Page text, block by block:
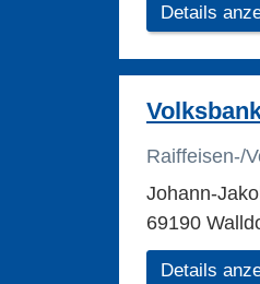
Details
Raiffeisen-/
Johann-
69190
Details